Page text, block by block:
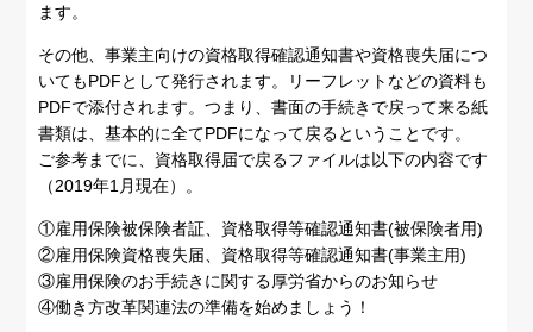
ます。
その他、事業主向けの資格取得確認通知書や資格喪失届につ
いてもPDFとして発行されます。リーフレットなどの資料も
PDFで添付されます。つまり、書面の手続きで戻って来る紙
書類は、基本的に全てPDFになって戻るということです。
ご参考までに、資格取得届で戻るファイルは以下の内容です
（2019年1月現在）。
①雇用保険被保険者証、資格取得等確認通知書(被保険者用)
②雇用保険資格喪失届、資格取得等確認通知書(事業主用)
③雇用保険のお手続きに関する厚労省からのお知らせ
④働き方改革関連法の準備を始めましょう！